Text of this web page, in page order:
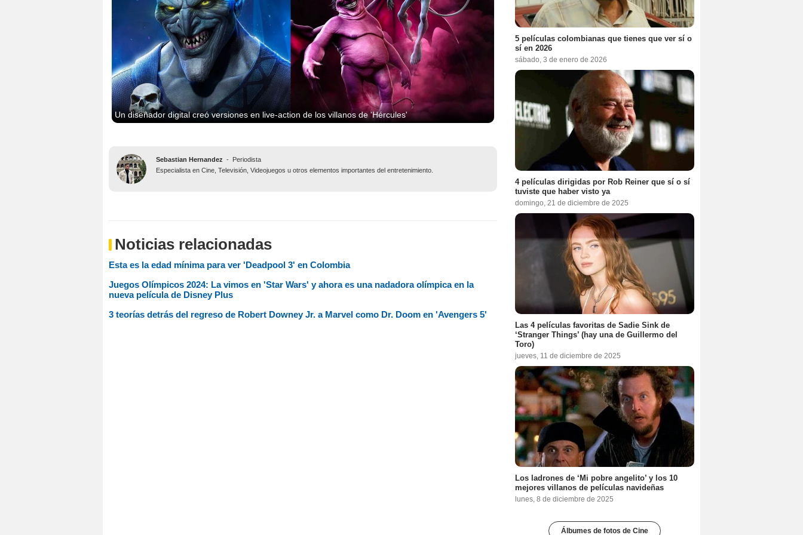
Un diseñador digital creó versiones en live-action de los villanos de 'Hércules'
Sebastian Hernandez - Periodista
Especialista en Cine, Televisión, Videojuegos u otros elementos importantes del entretenimiento.
Noticias relacionadas
Esta es la edad mínima para ver 'Deadpool 3' en Colombia
Juegos Olímpicos 2024: La vimos en 'Star Wars' y ahora es una nadadora olímpica en la
nueva película de Disney Plus
3 teorías detrás del regreso de Robert Downey Jr. a Marvel como Dr. Doom en 'Avengers 5'
5 películas colombianas que tienes que ver sí o
sí en 2026
sábado, 3 de enero de 2026
4 películas dirigidas por Rob Reiner que sí o sí
tuviste que haber visto ya
domingo, 21 de diciembre de 2025
Las 4 películas favoritas de Sadie Sink de
‘Stranger Things’ (hay una de Guillermo del
Toro)
jueves, 11 de diciembre de 2025
Los ladrones de ‘Mi pobre angelito’ y los 10
mejores villanos de películas navideñas
lunes, 8 de diciembre de 2025
Álbumes de fotos de Cine